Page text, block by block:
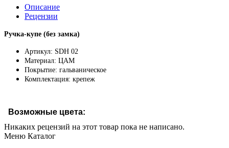
Описание
Рецензии
Ручка-купе (без замка)
Артикул: SDH 02
Материал: ЦАМ
Покрытие: гальваническое
Комплектация: крепеж
Возможные цвета:
Никаких рецензий на этот товар пока не написано.
Меню Каталог